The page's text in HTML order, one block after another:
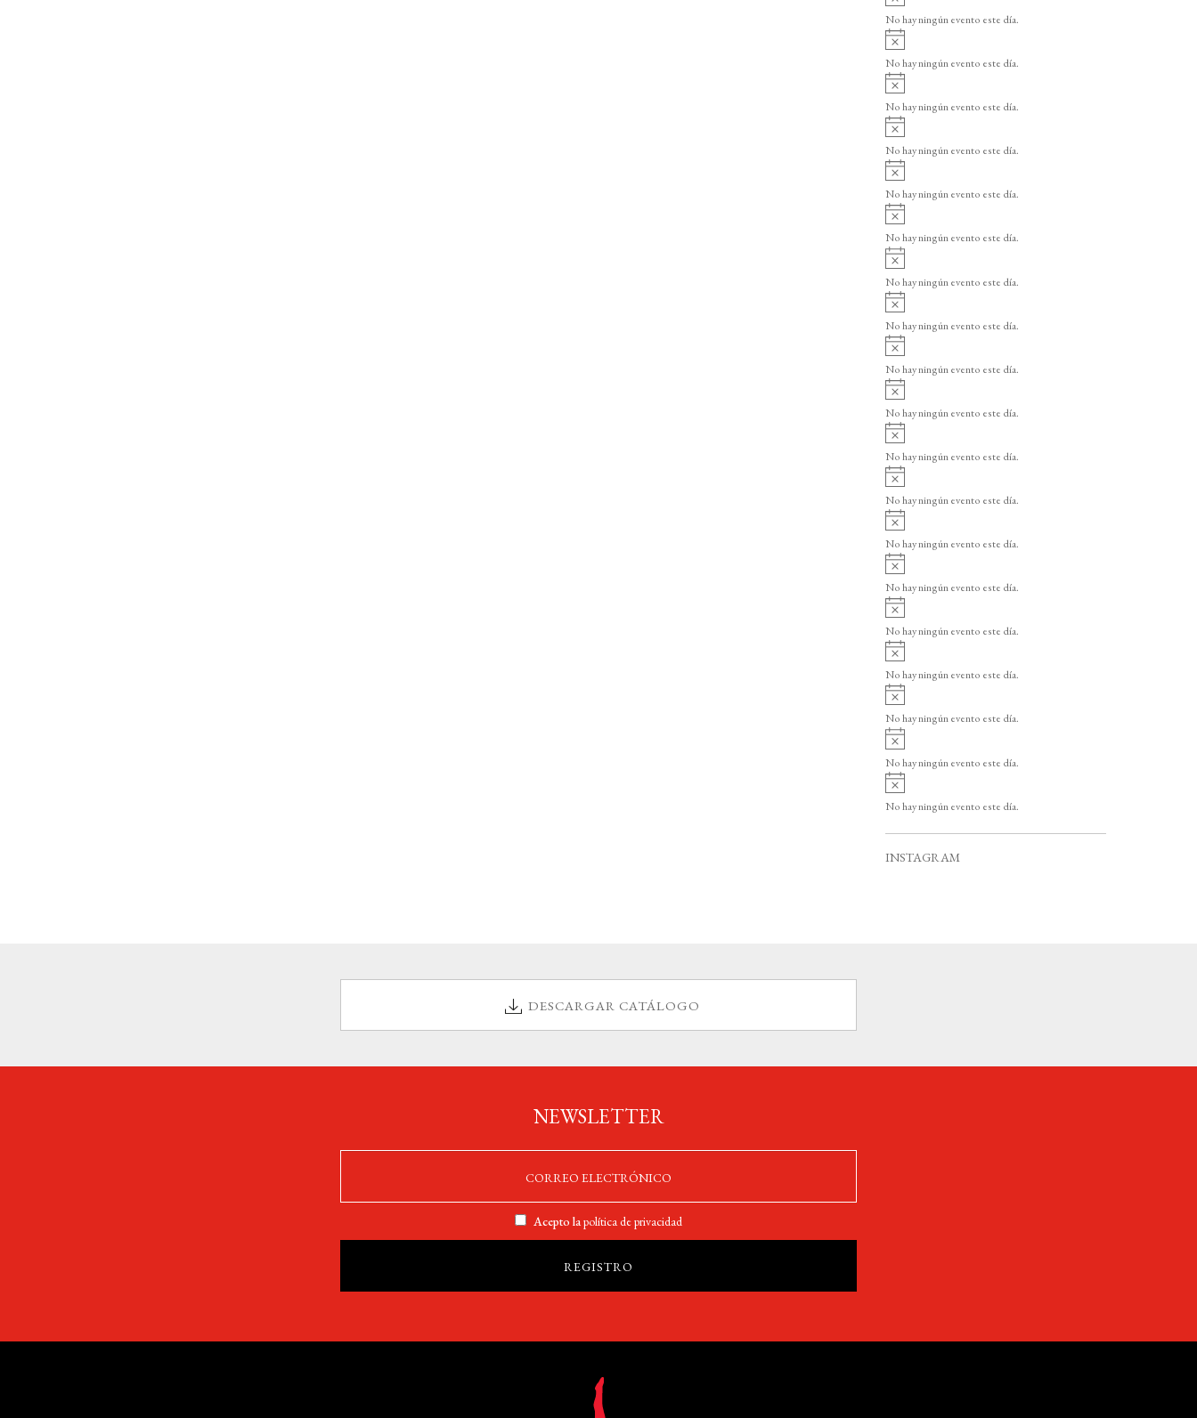
o
v
i
o
No hay ningún evento este día.
v
i
o
No hay ningún evento este día.
v
i
o
No hay ningún evento este día.
v
i
o
No hay ningún evento este día.
v
i
o
No hay ningún evento este día.
v
i
o
No hay ningún evento este día.
A
v
i
o
No hay ningún evento este día.
A
v
i
o
No hay ningún evento este día.
A
v
i
o
No hay ningún evento este día.
v
i
o
No hay ningún evento este día.
v
i
o
No hay ningún evento este día.
v
i
o
No hay ningún evento este día.
v
i
o
No hay ningún evento este día.
v
i
o
No hay ningún evento este día.
v
i
o
No hay ningún evento este día.
v
i
o
No hay ningún evento este día.
v
i
o
No hay ningún evento este día.
A
v
i
o
No hay ningún evento este día.
A
v
i
No hay ningún evento este día.
INSTAGRAM
DESCARGAR CATÁLOGO
NEWSLETTER
Acepto lapolítica de privacidad